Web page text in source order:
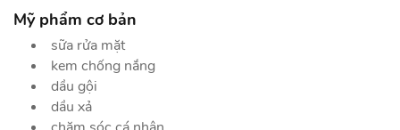
Mỹ phẩm cơ bản
sữa rửa mặt
kem chống nắng
dầu gội
dầu xả